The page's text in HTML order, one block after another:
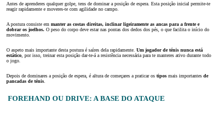
Antes de aprenderes qualquer golpe, tens de dominar a posição de espera. Esta posição inicial permite-te
reagir rapidamente e moveres-te com agilidade no campo.
A postura consiste em manter as costas direitas, inclinar ligeiramente as ancas para a frente e
dobrar os joelhos. O peso do corpo deve estar nas pontas dos dedos dos pés, o que facilita o início do
movimento.
O aspeto mais importante desta postura é saíres dela rapidamente. Um jogador de ténis nunca está
estático , por isso, treinar esta posição dar-te-á a resistência necessária para te manteres ativo durante todo
o jogo.
Depois de dominares a posição de espera, é altura de começares a praticar os tipos mais importantes de
pancadas de ténis
FOREHAND OU DRIVE: A BASE DO ATAQUE